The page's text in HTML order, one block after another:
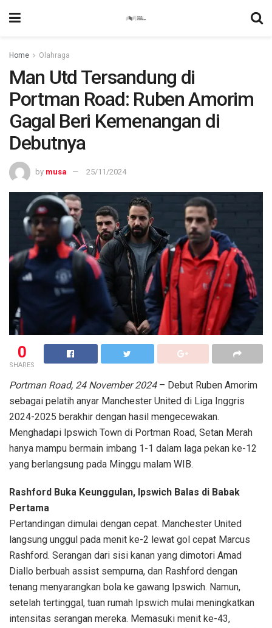
Home Olahraga
Man Utd Tersandung di
Portman Road: Ruben Amorim
Gagal Beri Kemenangan di
Debutnya
by musa 25/11/2024
0
SHARES
Portman Road, 24 November 2024– Debut Ruben Amorim
sebagai pelatih anyar Manchester United di Liga Inggris
2024-2025 berakhir dengan hasil mengecewakan.
Menghadapi Ipswich Town di Portman Road, Setan Merah
hanya mampu bermain imbang 1-1 dalam laga pekan ke-12
yang berlangsung pada Minggu malam WIB.
Rashford Buka Keunggulan, Ipswich Balas di Babak
Pertama
Pertandingan dimulai dengan cepat. Manchester United
langsung unggul pada menit ke-2 lewat gol cepat Marcus
Rashford. Serangan dari sisi kanan yang dimotori Amad
Diallo berbuah assist sempurna, dan Rashford dengan
tenang menyarangkan bola ke gawang Ipswich. Namun,
setelah tertinggal, tuan rumah Ipswich mulai meningkatkan
intensitas serangan mereka. Memasuki menit ke-43,